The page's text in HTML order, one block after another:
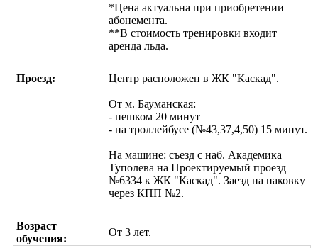
*Цена актуальна при приобретении
абонемента.
**В стоимость тренировки входит
аренда льда.
Проезд: Центр расположен в ЖК "Каскад".
От м. Бауманская:
- пешком 20 минут
- на троллейбусе (№43,37,4,50) 15 минут.
На машине: съезд с наб. Академика
Туполева на Проектируемый проезд
№6334 к ЖК "Каскад". Заезд на паковку
через КПП №2.
Возраст
обучения:
От 3 лет.